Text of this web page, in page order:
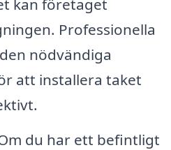
kan företaget
Professionella
nödvändiga
att installera taket
du har ett befintligt